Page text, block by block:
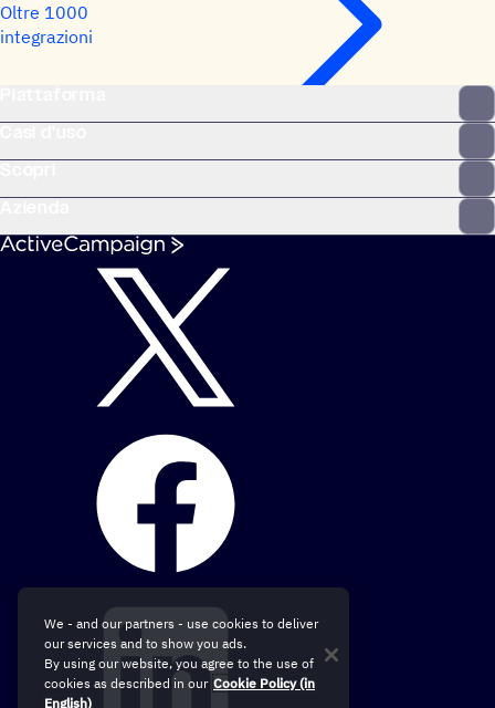
Oltre 1000
integrazioni
We - and our partners - use cookies to deliver
our services and to show you ads.
By using our website, you agree to the use of
cookies as described in our Cookie Policy (in
English)